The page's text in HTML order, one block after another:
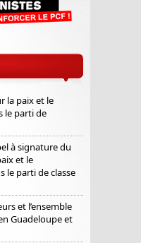
la paix et le
le parti de
à signature du
et le
le parti de classe
et l’ensemble
Guadeloupe et